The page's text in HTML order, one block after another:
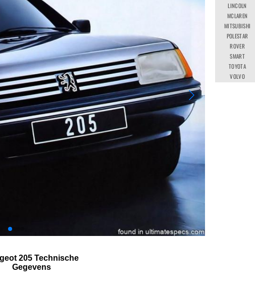
205 Technische
Gegevens
LINCOLN
MCLAREN
MITSUBISHI
POLESTAR
ROVER
SMART
TOYOTA
VOLVO